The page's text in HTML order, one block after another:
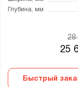
Глубина, мм
25
28
Быстрый